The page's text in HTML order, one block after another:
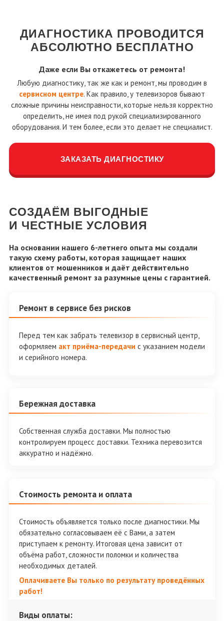
ДИАГНОСТИКА ПРОВОДИТСЯ
АБСОЛЮТНО БЕСПЛАТНО
Даже если Вы откажетесь от ремонта!
Любую диагностику, так же как и ремонт, мы проводим в
сервисном центре. Как правило, у телевизоров бывают
сложные причины неисправности, которые нельзя корректно
определить, не имея под рукой специализированного
оборудования. И тем более, если это делает не специалист.
ЗАКАЗАТЬ ДИАГНОСТИКУ
СОЗДАЁМ ВЫГОДНЫЕ
И ЧЕСТНЫЕ УСЛОВИЯ
На основании нашего 6-летнего опыта мы создали
такую схему работы, которая защищает наших
клиентов от мошенников и даёт действительно
качественный ремонт за разумные цены с гарантией.
Ремонт в сервисе без рисков
Перед тем как забрать телевизор в сервисный центр,
оформляем акт приёма-передачи с указанием модели
и серийного номера.
Бережная доставка
Собственная служба доставки. Мы полностью
контролируем процесс доставки. Техника перевозится
аккуратно и надёжно.
Стоимость ремонта и оплата
Стоимость объявляется только после диагностики. Мы
обязательно согласовываем её с Вами, а затем
приступаем к ремонту. Итоговая цена зависит от
объёма работ, сложности поломки и количества
необходимых деталей.
Оплачиваете Вы только по результату проведённых
работ!
Виды оплаты: